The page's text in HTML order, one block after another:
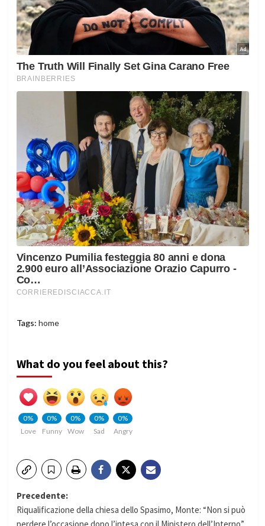
Tags: home
What do you feel about this?
0%
Love
0%
Funny
0%
Wow
0%
Sad
0%
Angry
Navigazione
Precedente:
Riqualificazione della chiesa dello Spasimo, Monte: “Non si può